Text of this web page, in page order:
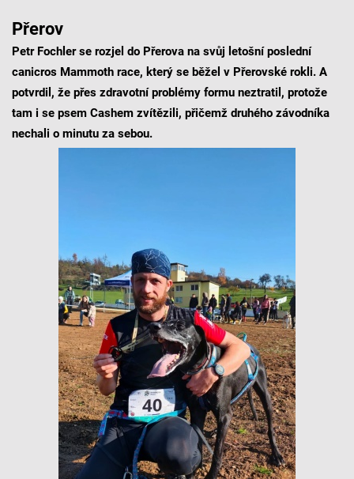
Přerov
Petr Fochler se rozjel do Přerova na svůj letošní poslední
canicros Mammoth race, který se běžel v Přerovské rokli. A
potvrdil, že přes zdravotní problémy formu neztratil, protože
tam i se psem Cashem zvítězili, přičemž druhého závodníka
nechali o minutu za sebou.